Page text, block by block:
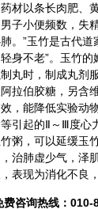
材以条长肉肥、
子小便频数，失
。”玉竹是古代道
身不老”。玉竹
丸时，制成丸剂
拉伯胶糖，另含
，能降低实验动
引起的Ⅱ～Ⅲ度心
竹粥，可以延缓玉
治肺虚少气，泽
表现为消化不良
费咨询热线：